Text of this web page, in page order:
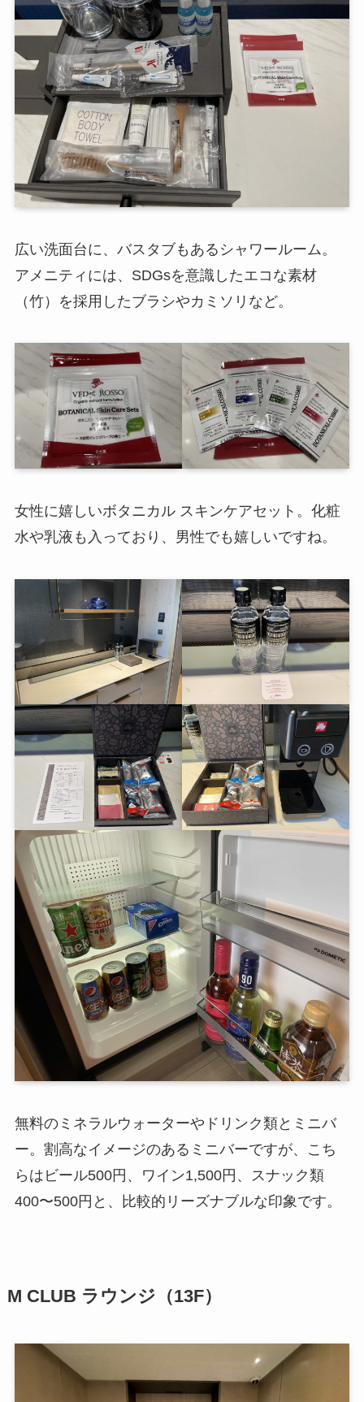
広い洗面台に、バスタブもあるシャワールーム。
アメニティには、SDGsを意識したエコな素材
（竹）を採用したブラシやカミソリなど。
女性に嬉しいボタニカル スキンケアセット。化粧
水や乳液も入っており、男性でも嬉しいですね。
無料のミネラルウォーターやドリンク類とミニバ
ー。割高なイメージのあるミニバーですが、こち
らはビール500円、ワイン1,500円、スナック類
400〜500円と、比較的リーズナブルな印象です。
M CLUB ラウンジ（13F）